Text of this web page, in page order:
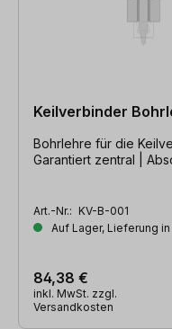
Keilverbinder
Bohrlehre für die
Garantiert zentral |
Art.-Nr.: KV-B-001
Auf Lager, Lieferung
84,38 €
inkl. MwSt. zzgl.
Versandkosten